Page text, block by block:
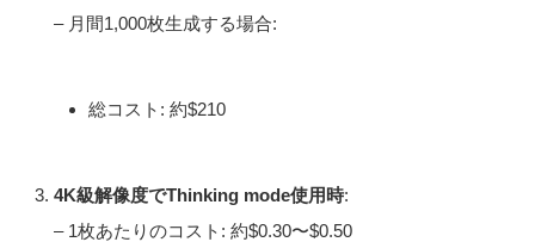
– 月間1,000枚生成する場合:
総コスト: 約$210
4K級解像度でThinking mode使用時:
– 1枚あたりのコスト: 約$0.30〜$0.50